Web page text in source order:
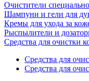
Очистители
Шампуни и гели для
Кремы для ухода за
Рыспылители и
Cредства для очистки
Средства для
Cредства для